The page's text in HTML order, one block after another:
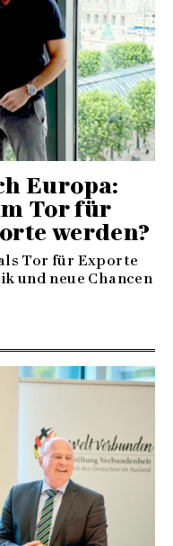
Europa:
Tor für
werden?
Tor für Exporte
und neue Chancen